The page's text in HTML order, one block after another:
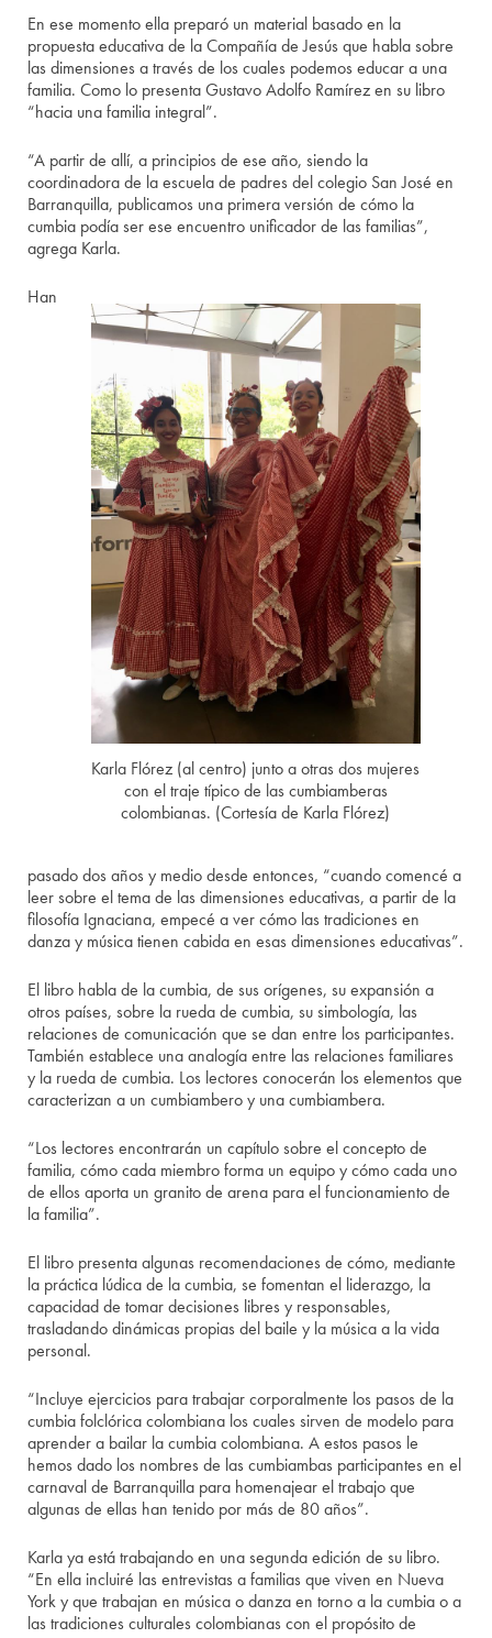
En ese momento ella preparó un material basado en la
propuesta educativa de la Compañía de Jesús que habla sobre
las dimensiones a través de los cuales podemos educar a una
familia. Como lo presenta Gustavo Adolfo Ramírez en su libro
“hacia una familia integral”.
“A partir de allí, a principios de ese año, siendo la
coordinadora de la escuela de padres del colegio San José en
Barranquilla, publicamos una primera versión de cómo la
cumbia podía ser ese encuentro unificador de las familias”,
agrega Karla.
Karla Flórez (al centro) junto a otras dos mujeres
con el traje típico de las cumbiamberas
colombianas. (Cortesía de Karla Flórez)
Han
pasado dos años y medio desde entonces, “cuando comencé a
leer sobre el tema de las dimensiones educativas, a partir de la
filosofía Ignaciana, empecé a ver cómo las tradiciones en
danza y música tienen cabida en esas dimensiones educativas”.
El libro habla de la cumbia, de sus orígenes, su expansión a
otros países, sobre la rueda de cumbia, su simbología, las
relaciones de comunicación que se dan entre los participantes.
También establece una analogía entre las relaciones familiares
y la rueda de cumbia. Los lectores conocerán los elementos que
caracterizan a un cumbiambero y una cumbiambera.
“Los lectores encontrarán un capítulo sobre el concepto de
familia, cómo cada miembro forma un equipo y cómo cada uno
de ellos aporta un granito de arena para el funcionamiento de
la familia”.
El libro presenta algunas recomendaciones de cómo, mediante
la práctica lúdica de la cumbia, se fomentan el liderazgo, la
capacidad de tomar decisiones libres y responsables,
trasladando dinámicas propias del baile y la música a la vida
personal.
“Incluye ejercicios para trabajar corporalmente los pasos de la
cumbia folclórica colombiana los cuales sirven de modelo para
aprender a bailar la cumbia colombiana. A estos pasos le
hemos dado los nombres de las cumbiambas participantes en el
carnaval de Barranquilla para homenajear el trabajo que
algunas de ellas han tenido por más de 80 años”.
Karla ya está trabajando en una segunda edición de su libro.
“En ella incluiré las entrevistas a familias que viven en Nueva
York y que trabajan en música o danza en torno a la cumbia o a
las tradiciones culturales colombianas con el propósito de